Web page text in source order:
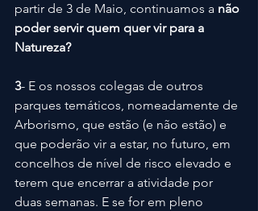
partir de 3 de Maio, continuamos a não
poder servir quem quer vir para a
Natureza?
3- E os nossos colegas de outros
parques temáticos, nomeadamente de
Arborismo, que estão (e não estão) e
que poderão vir a estar, no futuro, em
concelhos de nível de risco elevado e
terem que encerrar a atividade por
duas semanas. E se for em pleno